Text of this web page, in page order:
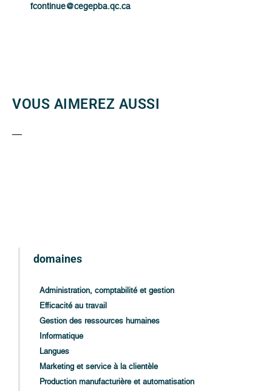
fcontinue@cegepba.qc.ca
VOUS AIMEREZ AUSSI
domaines
Administration, comptabilité et gestion
Efficacité au travail
Gestion des ressources humaines
Informatique
Langues
Marketing et service à la clientèle
Production manufacturière et automatisation